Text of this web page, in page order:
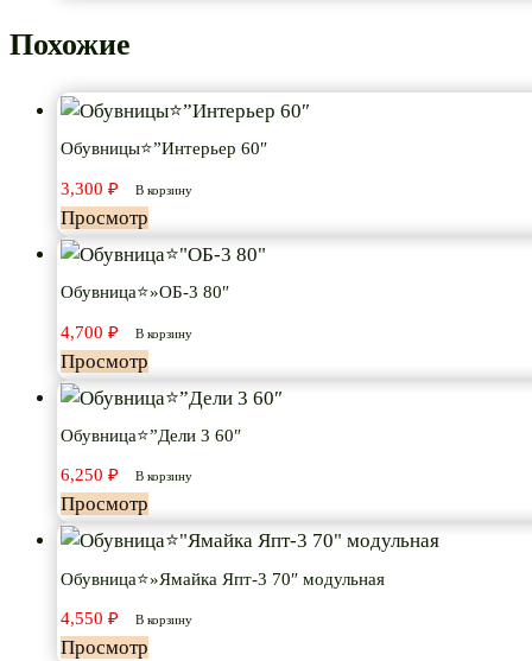
Похожие
Обувницы⭐”Интерьер 60″
3,300 ₽ В корзину
Просмотр
Обувница⭐»ОБ-3 80″
4,700 ₽ В корзину
Просмотр
Обувница⭐”Дели 3 60″
6,250 ₽ В корзину
Просмотр
Обувница⭐»Ямайка Япт-3 70″ модульная
4,550 ₽ В корзину
Просмотр